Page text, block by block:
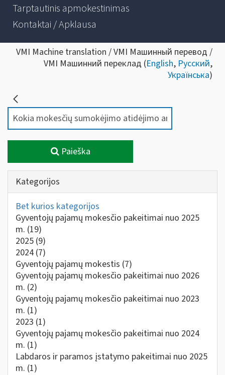
Tarptautinis apmokestinimas
Kontaktai / Apklausa
VMI Machine translation / VMI Машинный перевод /
VMI Машинний переклад (English, Русский,
Українська)
Paieška
Kategorijos
Bet kurios kategorijos
Gyventojų pajamų mokesčio pakeitimai nuo 2025
m. (19)
2025 (9)
2024 (7)
Gyventojų pajamų mokestis (7)
Gyventojų pajamų mokesčio pakeitimai nuo 2026
m. (2)
Gyventojų pajamų mokesčio pakeitimai nuo 2023
m. (1)
2023 (1)
Gyventojų pajamų mokesčio pakeitimai nuo 2024
m. (1)
Labdaros ir paramos įstatymo pakeitimai nuo 2025
m. (1)